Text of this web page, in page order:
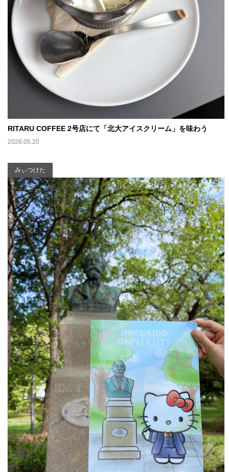
RITARU COFFEE 2号店にて「北大アイスクリーム」を味わう
2026.05.20
みぃつけた